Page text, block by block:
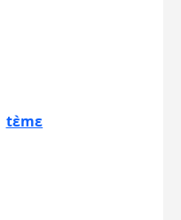
tɛ̀mɛ